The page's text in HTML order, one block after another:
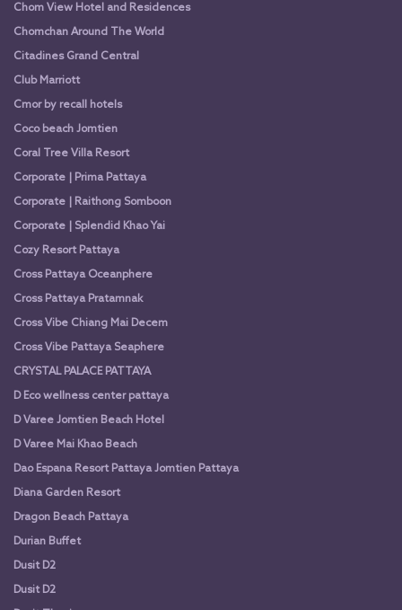
Chom View Hotel and Residences
Chomchan Around The World
Citadines Grand Central
Club Marriott
Cmor by recall hotels
Coco beach Jomtien
Coral Tree Villa Resort
Corporate | Prima Pattaya
Corporate | Raithong Somboon
Corporate | Splendid Khao Yai
Cozy Resort Pattaya
Cross Pattaya Oceanphere
Cross Pattaya Pratamnak
Cross Vibe Chiang Mai Decem
Cross Vibe Pattaya Seaphere
CRYSTAL PALACE PATTAYA
D Eco wellness center pattaya
D Varee Jomtien Beach Hotel
D Varee Mai Khao Beach
Dao Espana Resort Pattaya Jomtien Pattaya
Diana Garden Resort
Dragon Beach Pattaya
Durian Buffet
Dusit D2
Dusit D2